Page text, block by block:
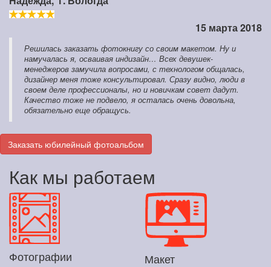
15 марта 2018
Решилась заказать фотокнигу со своим макетом. Ну и
намучалась я, осваивая индизайн… Всех девушек-
менеджеров замучила вопросами, с технологом общалась,
дизайнер меня тоже консультировал. Сразу видно, люди в
своем деле профессионалы, но и новичкам совет дадут.
Качество тоже не подвело, я осталась очень довольна,
обязательно еще обращусь.
Заказать юбилейный фотоальбом
Как мы работаем
Фотографии Макет